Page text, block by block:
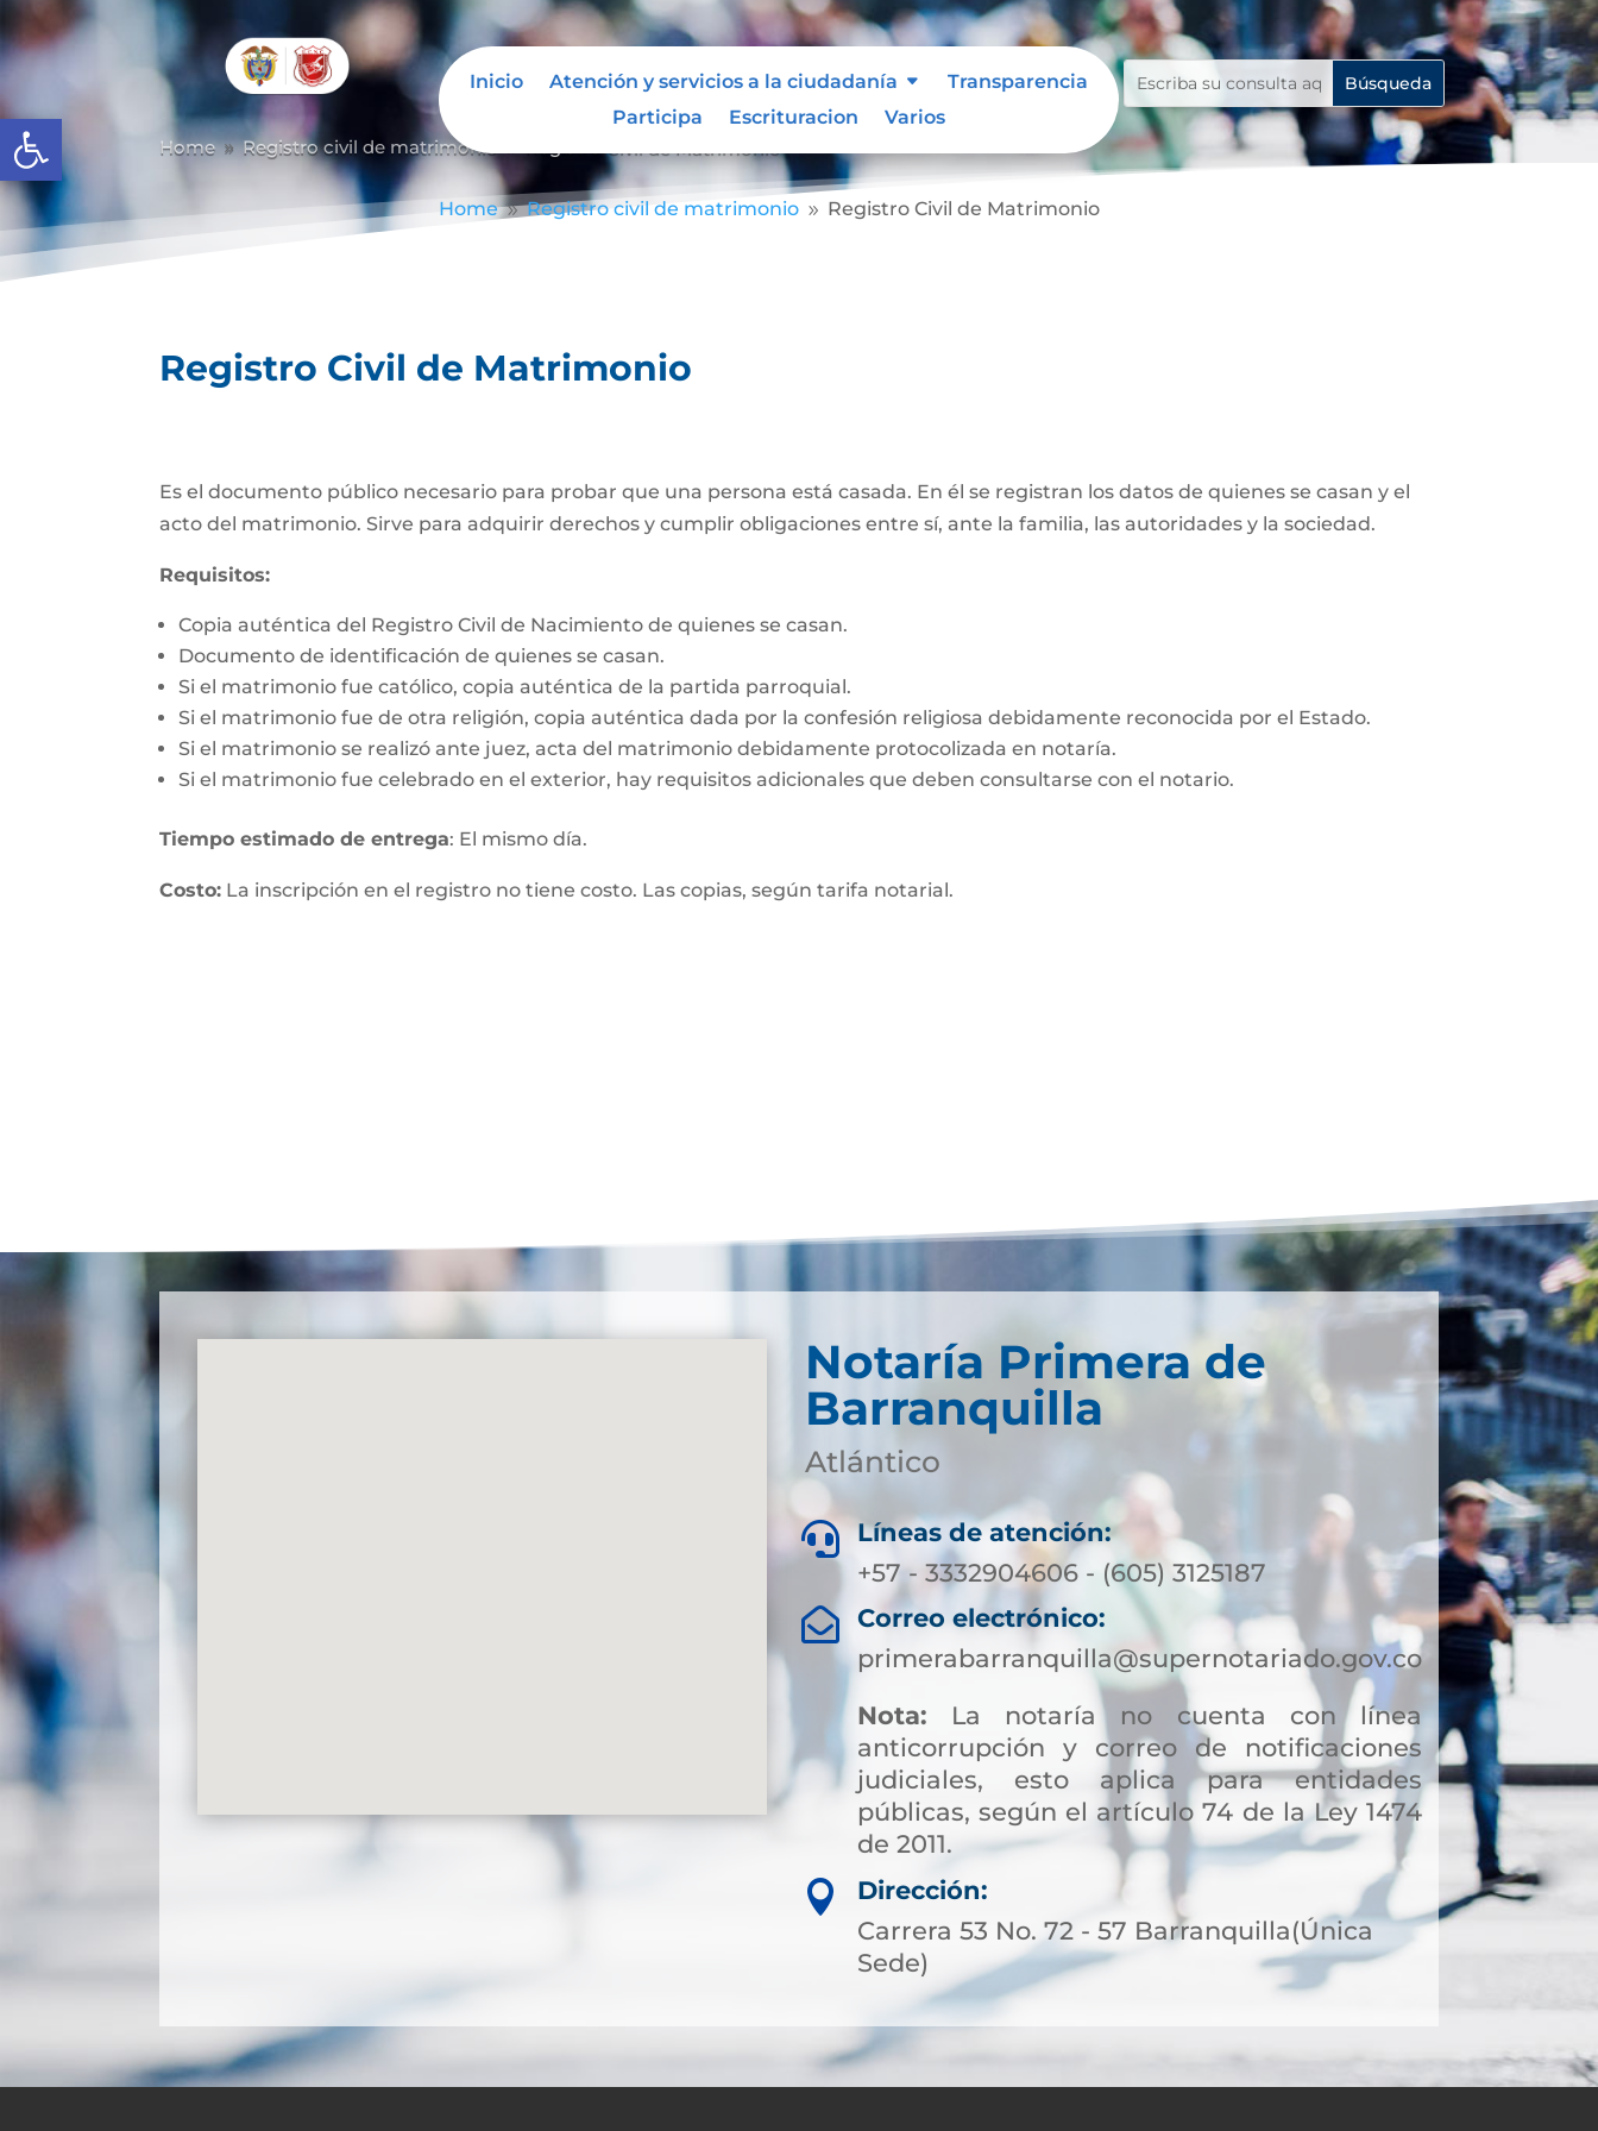
Abrir barra de herramientas
Inicio Atención y servicios a la ciudadanía
Transparencia
Participa
Escrituracion Varios
Home 9 Registro civil de matrimonio 9 Registro Civil de Matrimonio
Home 9 Registro civil de matrimonio
Registro Civil de Matrimonio
Es el documento público necesario para probar que una persona está casada. En él se registran los datos de quienes se casan y el
acto del matrimonio. Sirve para adquirir derechos y cumplir obligaciones entre sí, ante la familia, las autoridades y la sociedad.
Requisitos:
Copia auténtica del Registro Civil de Nacimiento de quienes se casan.
Documento de identificación de quienes se casan.
Si el matrimonio fue católico, copia auténtica de la partida parroquial.
Si el matrimonio fue de otra religión, copia auténtica dada por la confesión religiosa debidamente reconocida por el Estado.
Si el matrimonio se realizó ante juez, acta del matrimonio debidamente protocolizada en notaría.
Si el matrimonio fue celebrado en el exterior, hay requisitos adicionales que deben consultarse con el notario.
Tiempo estimado de entrega: El mismo día.
Costo: La inscripción en el registro no tiene costo. Las copias, según tarifa notarial.
Notaría Primera de
Barranquilla
Atlántico

Líneas de atención:
+57 - 3332904606 - (605) 3125187

Correo electrónico:
primerabarranquilla@supernotariado.gov.co
Nota: La notaría no cuenta con línea
anticorrupción y correo de notificaciones
judiciales, esto aplica para entidades
públicas, según el artículo 74 de la Ley 1474
de 2011.
Sin embargo, para facilitar otros trámites y
pagos asociados a servicios notariales, hoy
es posible acceder a soluciones financieras
más flexibles. Muchas personas optan por
solicitar crédito online, lo que permite
cubrir costos de gestión sin complicaciones
ni demoras.

Dirección:
Carrera 53 No. 72 - 57 Barranquilla(Única
Sede)